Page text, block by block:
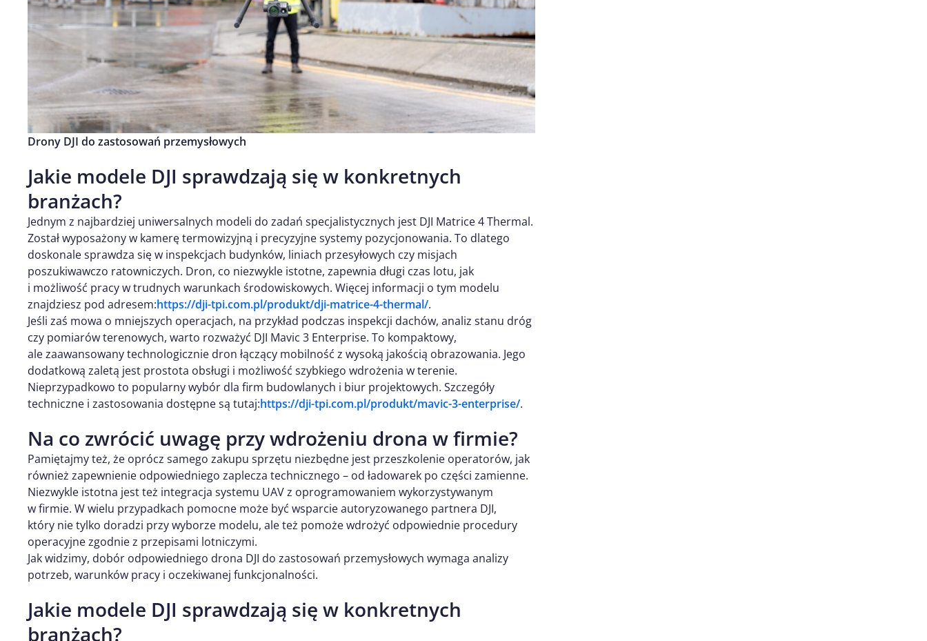
Drony DJI do zastosowań przemysłowych
Jakie modele DJI sprawdzają się w konkretnych
branżach?
Jednym z najbardziej uniwersalnych modeli do zadań specjalistycznych jest DJI Matrice 4 Thermal.
Został wyposażony w kamerę termowizyjną i precyzyjne systemy pozycjonowania. To dlatego
doskonale sprawdza się w inspekcjach budynków, liniach przesyłowych czy misjach
poszukiwawczo ratowniczych. Dron, co niezwykle istotne, zapewnia długi czas lotu, jak
i możliwość pracy w trudnych warunkach środowiskowych. Więcej informacji o tym modelu
znajdziesz pod adresem:https://dji-tpi.com.pl/produkt/dji-matrice-4-thermal/.
Jeśli zaś mowa o mniejszych operacjach, na przykład podczas inspekcji dachów, analiz stanu dróg
czy pomiarów terenowych, warto rozważyć DJI Mavic 3 Enterprise. To kompaktowy,
ale zaawansowany technologicznie dron łączący mobilność z wysoką jakością obrazowania. Jego
dodatkową zaletą jest prostota obsługi i możliwość szybkiego wdrożenia w terenie.
Nieprzypadkowo to popularny wybór dla firm budowlanych i biur projektowych. Szczegóły
techniczne i zastosowania dostępne są tutaj:https://dji-tpi.com.pl/produkt/mavic-3-enterprise/.
Na co zwrócić uwagę przy wdrożeniu drona w firmie?
Pamiętajmy też, że oprócz samego zakupu sprzętu niezbędne jest przeszkolenie operatorów, jak
również zapewnienie odpowiedniego zaplecza technicznego – od ładowarek po części zamienne.
Niezwykle istotna jest też integracja systemu UAV z oprogramowaniem wykorzystywanym
w firmie. W wielu przypadkach pomocne może być wsparcie autoryzowanego partnera DJI,
który nie tylko doradzi przy wyborze modelu, ale też pomoże wdrożyć odpowiednie procedury
operacyjne zgodnie z przepisami lotniczymi.
Jak widzimy, dobór odpowiedniego drona DJI do zastosowań przemysłowych wymaga analizy
potrzeb, warunków pracy i oczekiwanej funkcjonalności.
Jakie modele DJI sprawdzają się w konkretnych
branżach?